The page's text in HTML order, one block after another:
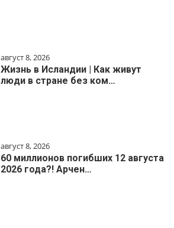
август 8, 2026
Жизнь в Исландии | Как живут
люди в стране без ком…
август 8, 2026
60 миллионов погибших 12 августа
2026 года?! Арчен…